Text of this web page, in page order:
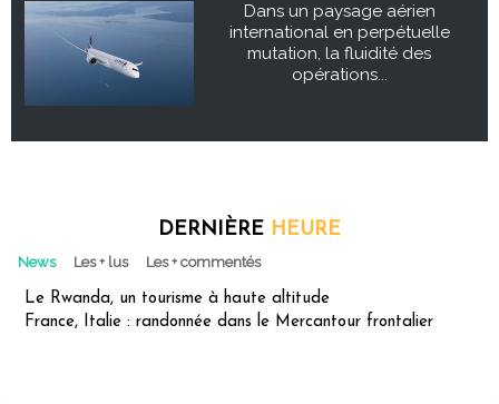
Dans un paysage aérien
international en perpétuelle
mutation, la fluidité des
opérations...
DERNIÈRE HEURE
News Les + lus Les + commentés
Le Rwanda, un tourisme à haute altitude
France, Italie : randonnée dans le Mercantour frontalier